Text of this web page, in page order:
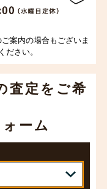
案内の場合もございま
ださい。
査定をご希
ーム